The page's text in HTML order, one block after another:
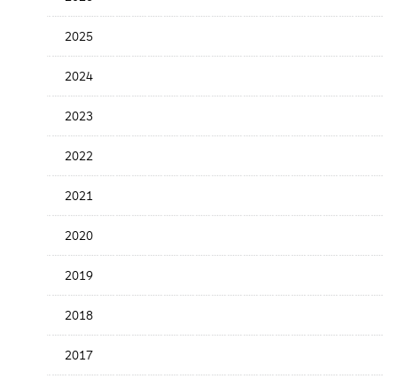
the
Date2025
2024
2023
2022
2021
2020
2019
2018
2017